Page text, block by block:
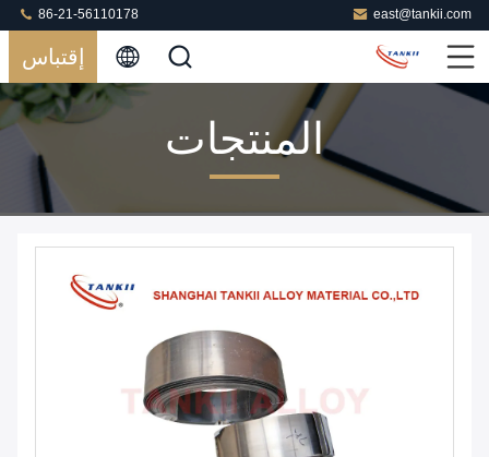
east@tankii.com
86-21-56110178
إقتباس
المنتجات